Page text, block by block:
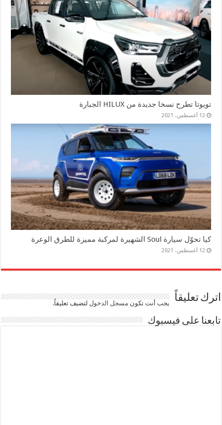
تويوتا تطرح نسخا جديدة من HILUX الجبارة
12 أغسطس، 2021
كيا تحوّل سيارة Soul الشهيرة لمركبة مميزة للطرق الوعرة
12 أغسطس، 2021
اترك تعليقاً يجب أنت تكون مسجل الدخوللتضيف تعليقاً.
تابعنا على فيسبوك